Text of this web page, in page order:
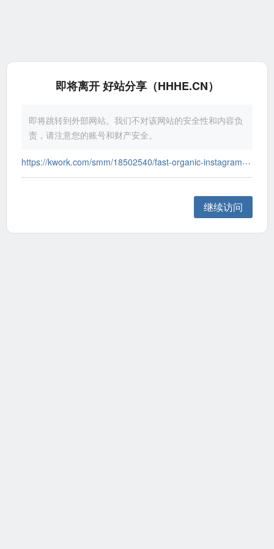
即将离开 好站分享（HHHE.CN）
即将跳转到外部网站。我们不对该网站的安全性和内容负
责，请注意您的账号和财产安全。
https://kwork.com/smm/18502540/fast-organic-instagram-promotion-to-boost-reach-and-engagements?ref=11268055
继续访问